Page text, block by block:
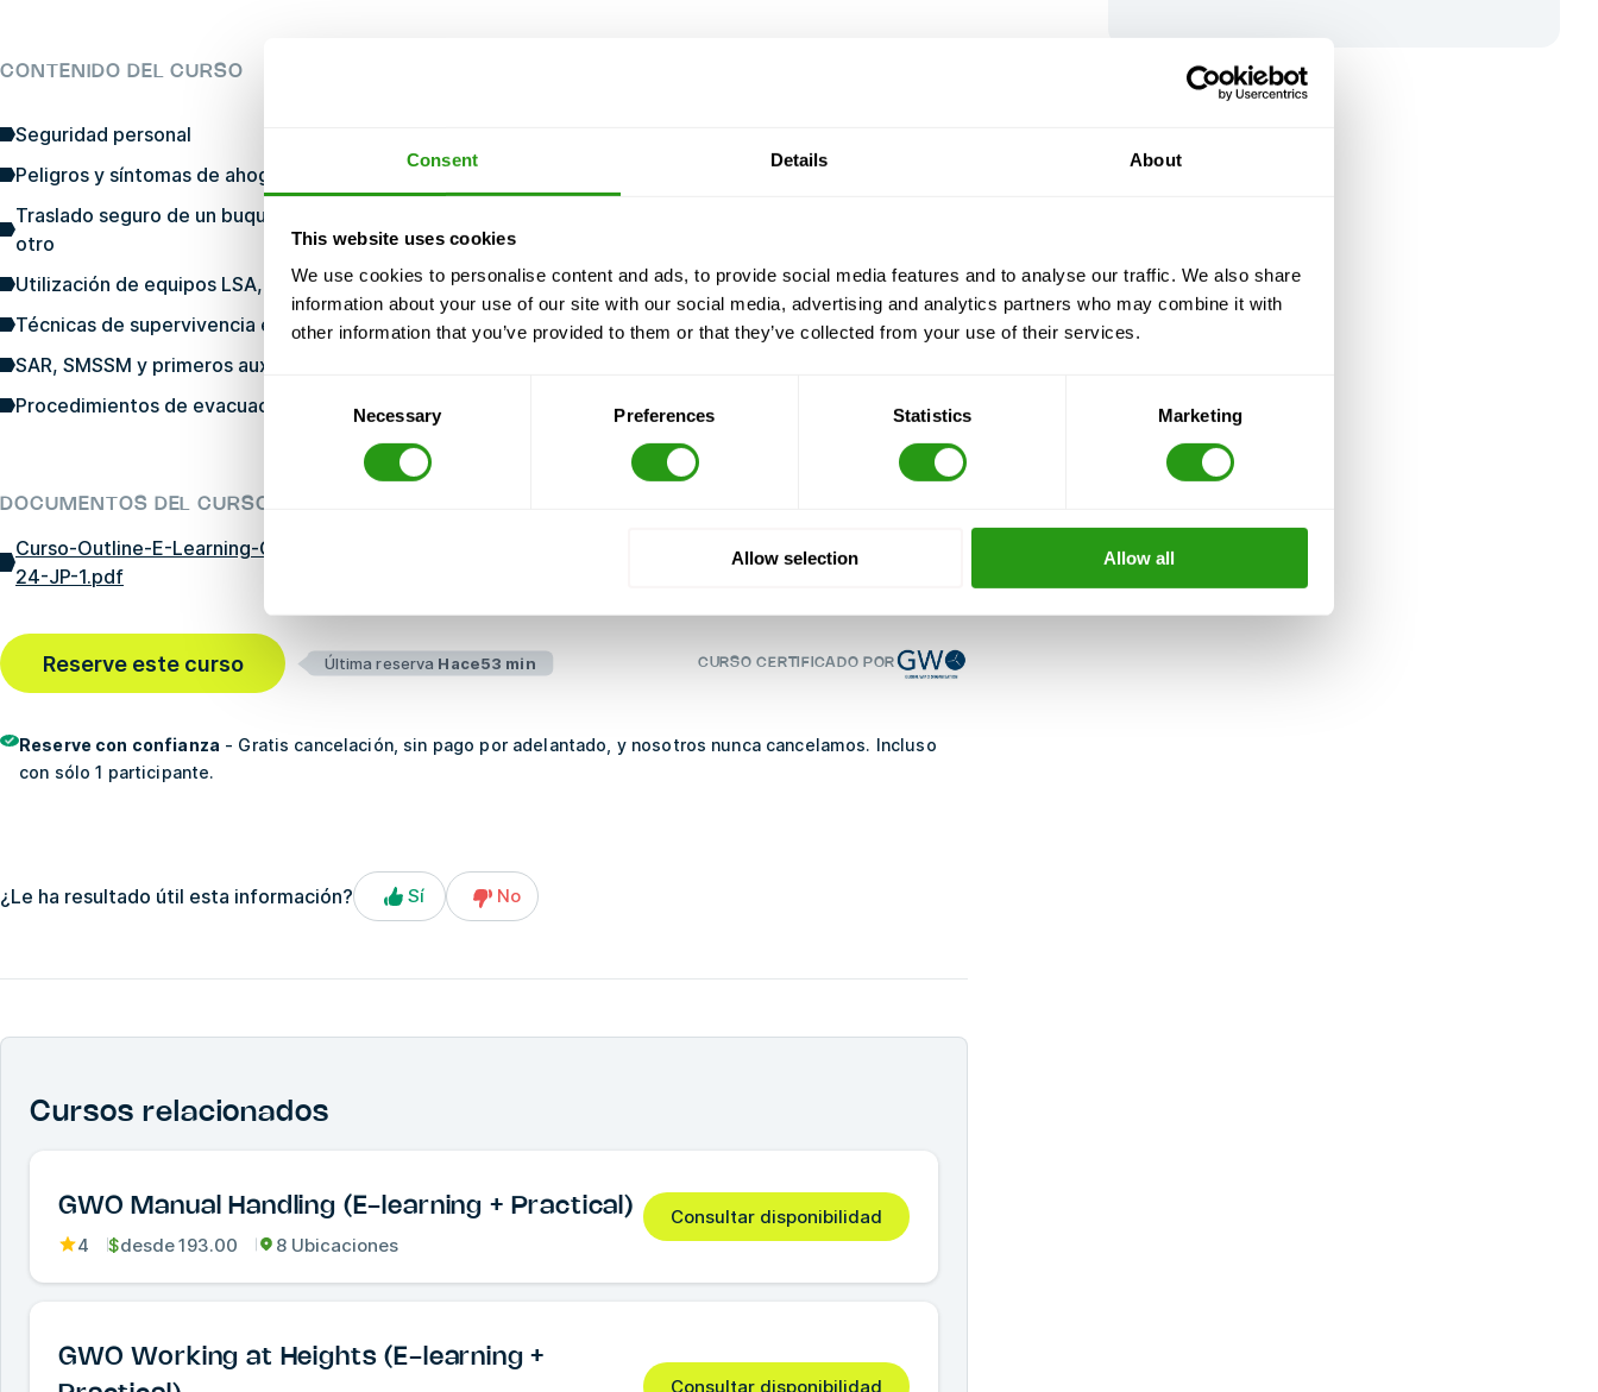
Consent Details About
This website uses cookies
We use cookies to personalise content and ads, to provide social media features and to analyse our traffic. We also share
information about your use of our site with our social media, advertising and analytics partners who may combine it with
other information that you’ve provided to them or that they’ve collected from your use of their services.
Selection
Necessary Preferences Statistics Marketing
Allow selection Allow all
CONTENIDO DEL CURSO
Seguridad personal
Peligros y síntomas de ahogamiento e hipotermia
Traslado seguro de un buque al muelle, de un buque a una plataforma y de un buque a
otro
Utilización de equipos LSA, PPE y PFPE y ventajas / limitaciones de los mismos.
Técnicas de supervivencia en el mar
SAR, SMSSM y primeros auxilios en caso de hombre al agua
Procedimientos de evacuación
DOCUMENTOS DEL CURSO
Curso-Outline-E-Learning-GWO-Supervivencia en el mar-E-Learning-Práctico-10-22-
24-JP-1.pdf
Reserve este curso Última reserva Hace53 min CURSO CERTIFICADO POR
Reserve con confianza - Gratis cancelación, sin pago por adelantado, y nosotros nunca cancelamos. Incluso
con sólo 1 participante.
¿Le ha resultado útil esta información? Sí No
Cursos relacionados
GWO Manual Handling (E-learning + Practical)
4 $desde193.00 8 Ubicaciones
Consultar disponibilidad
GWO Working at Heights (E-learning +
Consultar disponibilidad